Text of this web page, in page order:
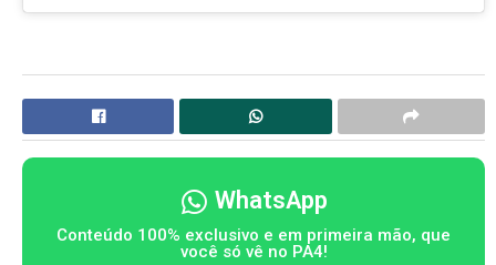
WhatsApp
Conteúdo 100% exclusivo e em primeira mão, que
você só vê no PA4!